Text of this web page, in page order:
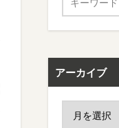
アーカイブ